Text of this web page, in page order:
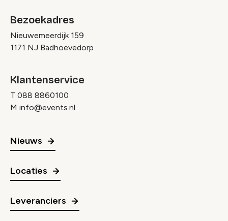
Bezoekadres
Nieuwemeerdijk 159
1171 NJ Badhoevedorp
Klantenservice
T 088 8860100
M info@events.nl
Nieuws
Locaties
Leveranciers